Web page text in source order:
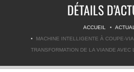
DÉTAILS
ACCUEIL
MACHINE INTELLIGENTE À COUPE-
TRANSFORMATION DE LA VIANDE AVEC